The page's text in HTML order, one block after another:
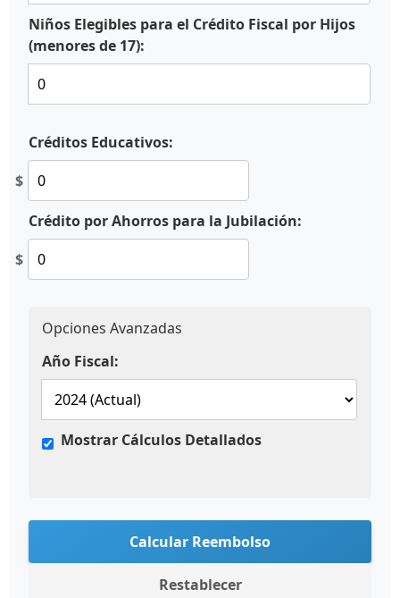
Niños Elegibles para el Crédito Fiscal por Hijos
(menores de 17):
Créditos Educativos:
$
Crédito por Ahorros para la Jubilación:
$
Opciones Avanzadas
Año Fiscal:
Mostrar Cálculos Detallados
Calcular Reembolso
Restablecer